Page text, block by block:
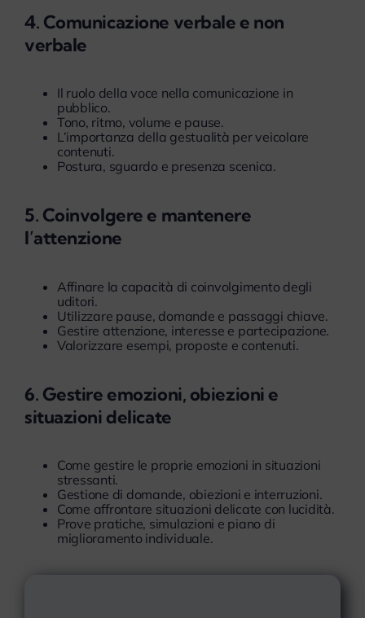
4. Comunicazione verbale e non
verbale
Il ruolo della voce nella comunicazione in
pubblico.
Tono, ritmo, volume e pause.
L’importanza della gestualità per veicolare
contenuti.
Postura, sguardo e presenza scenica.
5. Coinvolgere e mantenere
l’attenzione
Affinare la capacità di coinvolgimento degli
uditori.
Utilizzare pause, domande e passaggi chiave.
Gestire attenzione, interesse e partecipazione.
Valorizzare esempi, proposte e contenuti.
6. Gestire emozioni, obiezioni e
situazioni delicate
Come gestire le proprie emozioni in situazioni
stressanti.
Gestione di domande, obiezioni e interruzioni.
Come affrontare situazioni delicate con lucidità.
Prove pratiche, simulazioni e piano di
miglioramento individuale.